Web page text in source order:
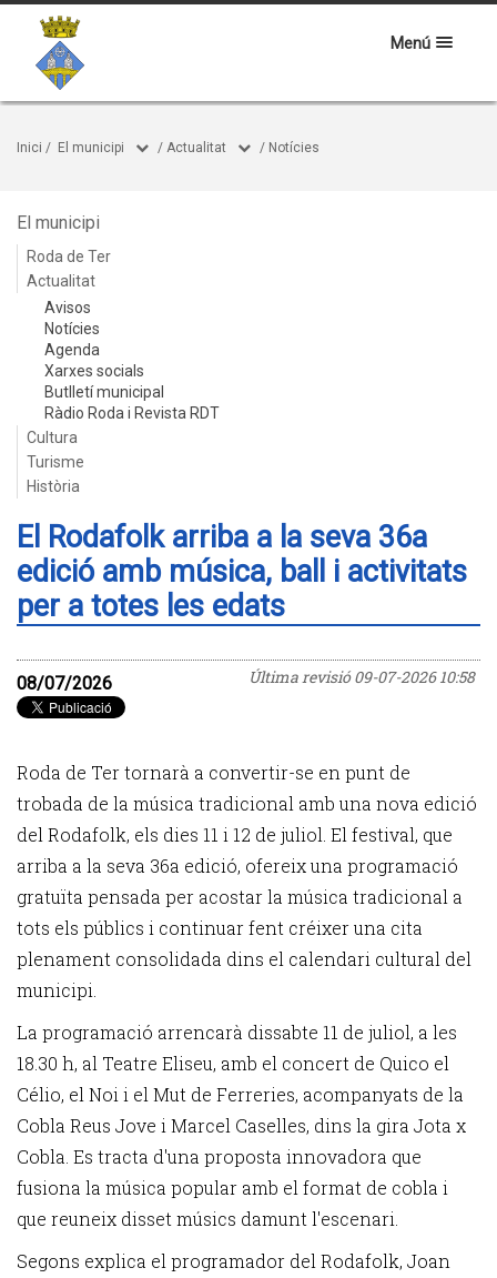
Menú
Inici / El municipi / Actualitat / Notícies
El municipi
Roda de Ter
Actualitat
Avisos
Notícies
Agenda
Xarxes socials
Butlletí municipal
Ràdio Roda i Revista RDT
Cultura
Turisme
Història
El Rodafolk arriba a la seva 36a
edició amb música, ball i activitats
per a totes les edats
Última revisió09-07-2026 10:58
08/07/2026
Roda de Ter tornarà a convertir-se en punt de
trobada de la música tradicional amb una nova edició
del Rodafolk, els dies 11 i 12 de juliol. El festival, que
arriba a la seva 36a edició, ofereix una programació
gratuïta pensada per acostar la música tradicional a
tots els públics i continuar fent créixer una cita
plenament consolidada dins el calendari cultural del
municipi.
La programació arrencarà dissabte 11 de juliol, a les
18.30 h, al Teatre Eliseu, amb el concert de Quico el
Célio, el Noi i el Mut de Ferreries, acompanyats de la
Cobla Reus Jove i Marcel Caselles, dins la gira Jota x
Cobla. Es tracta d'una proposta innovadora que
fusiona la música popular amb el format de cobla i
que reuneix disset músics damunt l'escenari.
Segons explica el programador del Rodafolk, Joan